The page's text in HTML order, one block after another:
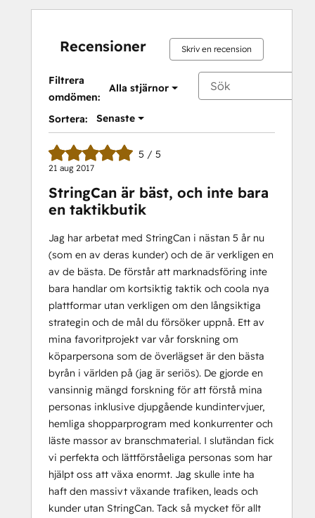
Social
Marketing
Certification
Course
Recensioner Skriv en recension
Filtrera
omdömen:
Alla stjärnor
Sortera: Senaste
5 / 5
21 aug 2017
StringCan är bäst, och inte bara
en taktikbutik
Jag har arbetat med StringCan i nästan 5 år nu
(som en av deras kunder) och de är verkligen en
av de bästa. De förstår att marknadsföring inte
bara handlar om kortsiktig taktik och coola nya
plattformar utan verkligen om den långsiktiga
strategin och de mål du försöker uppnå. Ett av
mina favoritprojekt var vår forskning om
köparpersona som de överlägset är den bästa
byrån i världen på (jag är seriös). De gjorde en
vansinnig mängd forskning för att förstå mina
personas inklusive djupgående kundintervjuer,
hemliga shopparprogram med konkurrenter och
läste massor av branschmaterial. I slutändan fick
vi perfekta och lättförståeliga personas som har
hjälpt oss att växa enormt. Jag skulle inte ha
haft den massivt växande trafiken, leads och
kunder utan StringCan. Tack så mycket för allt